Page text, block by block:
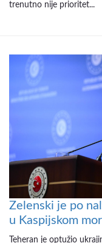
trenutno nije prioritet...
Zelenski je po
u Kaspijskom
Teheran je optužio